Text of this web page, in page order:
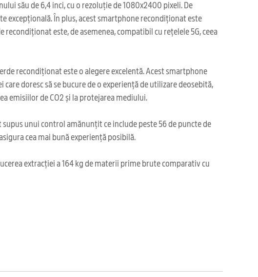
său de 6,4 inci, cu o rezoluție de 1080x2400 pixeli. De
excepțională. În plus, acest smartphone recondiționat este
recondiționat este, de asemenea, compatibil cu rețelele 5G, ceea
recondiționat este o alegere excelentă. Acest smartphone
doresc să se bucure de o experiență de utilizare deosebită,
emisiilor de CO2 și la protejarea mediului.
unui control amănunțit ce include peste 56 de puncte de
cea mai bună experiență posibilă.
extracției a 164 kg de materii prime brute comparativ cu